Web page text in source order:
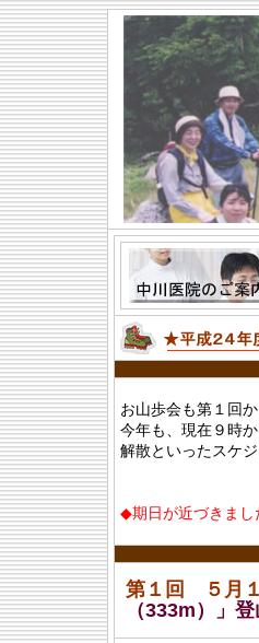
お山歩会も第１回
今年も、現在９時
解散といったスケ
◆期日が近づきまし
第１回 ５月１
（333m）」登